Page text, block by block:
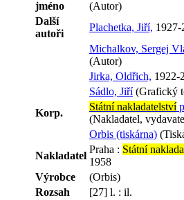
jméno
(Autor)
Další
autoři
Plachetka, Jiří, 1927-
Michalkov, Sergej
(Autor)
Jirka, Oldřich, 1922-
Sádlo, Jiří(Grafický
Korp.
Státní nakladatelství
(Nakladatel,
Orbis (tiskárna)
Nakladatel
Praha : Státní
1958
Výrobce
(Orbis)
Rozsah
[27] l. : il.